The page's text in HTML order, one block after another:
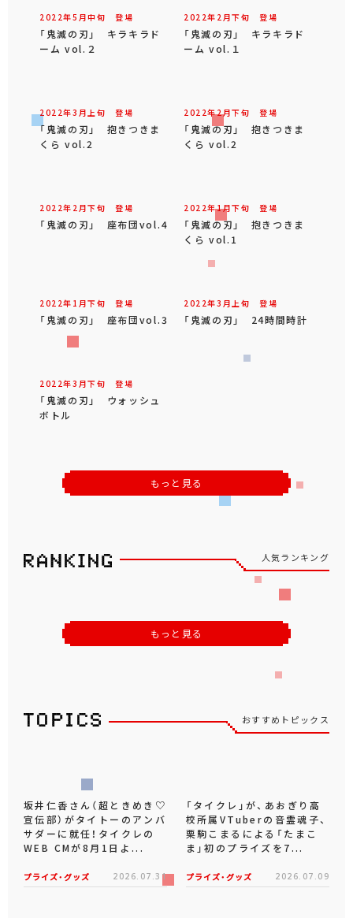
2022年5 月中旬 登場
「鬼滅の刃」 キラキラド
ーム vol.２
2022年 2 月下旬 登場
「鬼滅の刃」 キラキラド
ーム vol.１
2022年3 月 上旬 登場
「鬼滅の刃」 抱きつきま
くら vol.2
2022年2月下旬 登場
「鬼滅の刃」 抱きつきま
くら vol.2
2022年 2 月下旬 登場
「鬼滅の刃」 座布団vol.4
2022年1月下旬 登場
「鬼滅の刃」 抱きつきま
くら vol.1
2022年 1 月下旬 登場
「鬼滅の刃」 座布団vol.3
2022年3 月 上旬 登場
「鬼滅の刃」 24時間時計
2022年3 月下旬 登場
「鬼滅の刃」 ウォッシュ
ボトル
もっと見る
人気ランキング
もっと見る
おすすめトピックス
坂井仁香さん（超ときめき♡
宣伝部）がタイトーのアンバ
サダーに就任！タイクレの
WEB CMが8月1日よ...
プライズ・グッズ 2026.07.31
「タイクレ」が、あおぎり高
校所属VTuberの音霊魂子、
栗駒こまるによる「たまこ
ま」初のプライズを7...
プライズ・グッズ 2026.07.09